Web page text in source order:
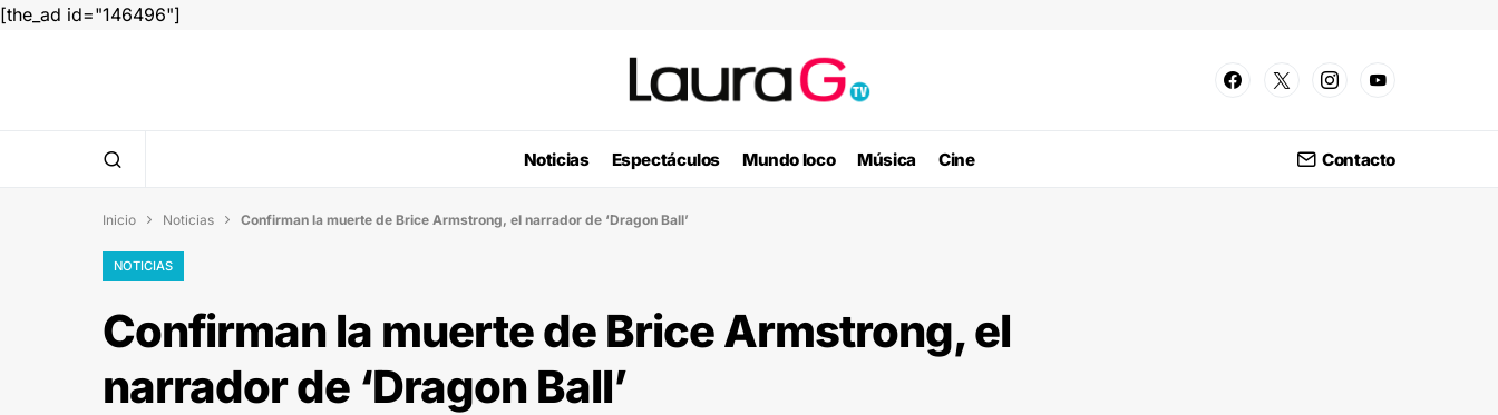
[the_ad id="146496"]
Noticias Espectáculos Mundo loco Música Cine Contacto
Inicio  Noticias  Confirman la muerte de Brice Armstrong, el narrador de ‘Dragon Ball’
NOTICIAS
Confirman la muerte de Brice Armstrong, el
narrador de ‘Dragon Ball’